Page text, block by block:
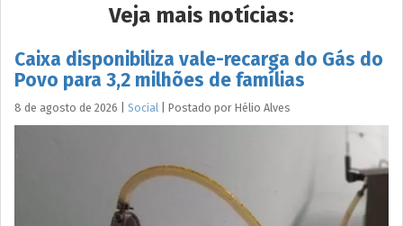
Veja mais notícias:
Caixa disponibiliza vale-recarga do Gás do
Povo para 3,2 milhões de famílias
8 de agosto de 2026 Social Postado por Hélio Alves